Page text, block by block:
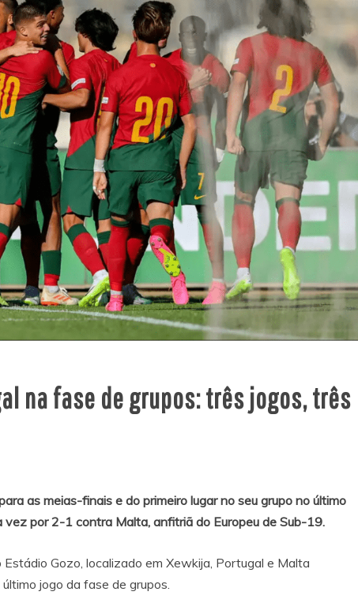
na fase de grupos: três jogos, três
as meias-finais e do primeiro lugar no seu grupo no último
por 2-1 contra Malta, anfitriã do Europeu de Sub-19.
Gozo, localizado em Xewkija, Portugal e Malta
jogo da fase de grupos.